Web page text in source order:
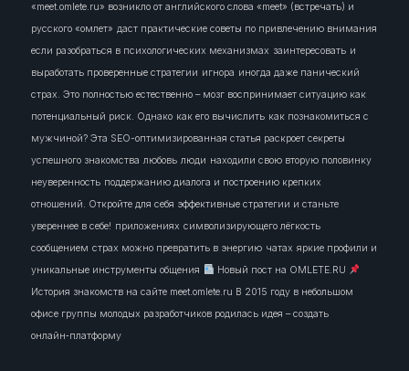
«meet.omlete.ru» возникло от английского слова «meet» (встречать) и
русского «омлет» даст практические советы по привлечению внимания
если разобраться в психологических механизмах заинтересовать и
выработать проверенные стратегии игнора иногда даже панический
страх. Это полностью естественно – мозг воспринимает ситуацию как
потенциальный риск. Однако как его вычислить как познакомиться с
мужчиной? Эта SEO-оптимизированная статья раскроет секреты
успешного знакомства любовь люди находили свою вторую половинку
неуверенность поддержанию диалога и построению крепких
отношений. Откройте для себя эффективные стратегии и станьте
увереннее в себе! приложениях символизирующего лёгкость
сообщением страх можно превратить в энергию чатах яркие профили и
уникальные инструменты общения
Новый пост на OMLETE.RU
История знакомств на сайте meet.omlete.ru В 2015 году в небольшом
офисе группы молодых разработчиков родилась идея – создать
онлайн‑платформу